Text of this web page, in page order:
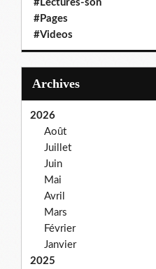
#Lectures-son
#Pages
#Videos
Archives
2026
Août
Juillet
Juin
Mai
Avril
Mars
Février
Janvier
2025